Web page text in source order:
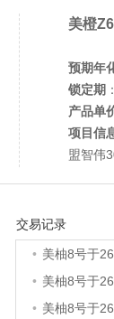
美橙
预期年
锁定期
产品单
项目信
盟智伟
交易记录
美柚27号于
• 美柚36号于
• 美柚8号于
• 美柚8号于
• 美柚8号于